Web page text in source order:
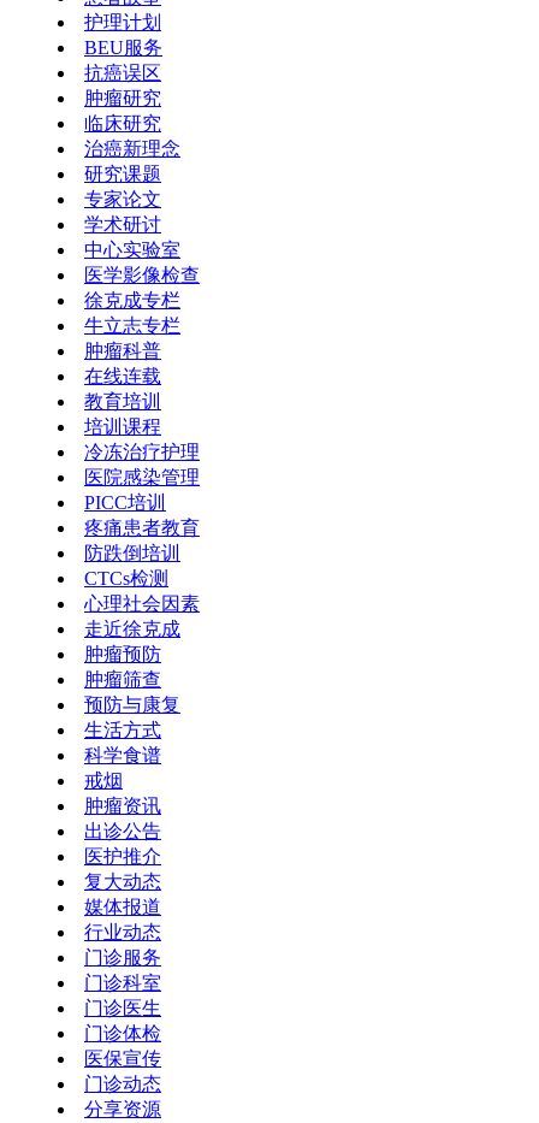
护理计划
BEU服务
抗癌误区
肿瘤研究
临床研究
治癌新理念
研究课题
专家论文
学术研讨
中心实验室
医学影像检查
徐克成专栏
牛立志专栏
肿瘤科普
在线连载
教育培训
培训课程
冷冻治疗护理
医院感染管理
PICC培训
疼痛患者教育
防跌倒培训
CTCs检测
心理社会因素
走近徐克成
肿瘤预防
肿瘤筛查
预防与康复
生活方式
科学食谱
戒烟
肿瘤资讯
出诊公告
医护推介
复大动态
媒体报道
行业动态
门诊服务
门诊科室
门诊医生
门诊体检
医保宣传
门诊动态
分享资源